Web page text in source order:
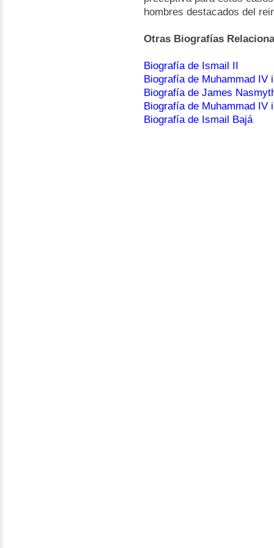
hombres destacados del
Otras Biografías
Biografía de Ismail II
Biografía de Muhammad IV
Biografía de James
Biografía de Muhammad IV
Biografía de Ismail Bajá